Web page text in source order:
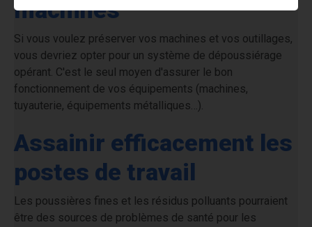
machines
Si vous voulez préserver vos machines et vos outillages,
vous devriez opter pour un système de dépoussiérage
opérant. C'est le seul moyen d'assurer le bon
fonctionnement de vos équipements (machines,
tuyauterie, équipements métalliques…).
Assainir efficacement les
postes de travail
Les poussières fines et les résidus polluants pourraient
être des sources de problèmes de santé pour les